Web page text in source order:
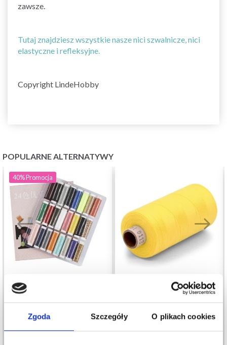
Zgoda Szczegóły O plikach cookies
zawsze.
Tutaj znajdziesz wszystkie nasze nici szwalnicze, nici
elastyczne i refleksyjne.
Copyright LindeHobby
POPULARNE ALTERNATYWY
40%Promocja
NICI DO SZYCIA, 24
KOLORY
59,35 zł98,90 zł
POLIESTROWE 1000M